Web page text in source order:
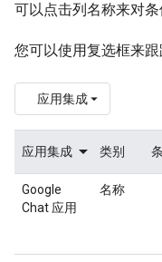
可以点击列名称来对条
您可以使用复选框来跟
应用集成
应用集成 类别
Google
Chat 应用
名称